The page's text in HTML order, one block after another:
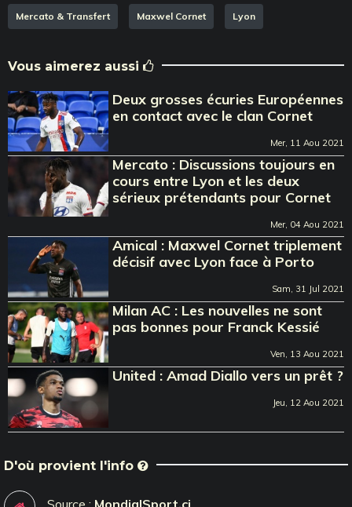
Mercato & Transfert Maxwel Cornet Lyon
Vous aimerez aussi
Deux grosses écuries Européennes
en contact avec le clan Cornet
Mer, 11 Aou 2021
Mercato : Discussions toujours en
cours entre Lyon et les deux
sérieux prétendants pour Cornet
Mer, 04 Aou 2021
Amical : Maxwel Cornet triplement
décisif avec Lyon face à Porto
Sam, 31 Jul 2021
Milan AC : Les nouvelles ne sont
pas bonnes pour Franck Kessié
Ven, 13 Aou 2021
United : Amad Diallo vers un prêt ?
Jeu, 12 Aou 2021
D'où provient l'info
Source : MondialSport.ci